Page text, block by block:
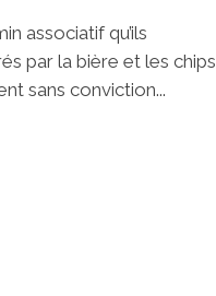
associatif qu’ils
par la bière et les chips
sans conviction...